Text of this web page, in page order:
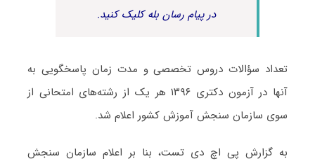
در پیام رسان بله کلیک کنید.
تعداد سؤالات دروس تخصصی و مدت زمان پاسخگویی به
آنها در آزمون دکتری ۱۳۹۶ هر یک از رشته‌های امتحانی از
سوی سازمان سنجش آموزش کشور اعلام شد.
به گزارش پی اچ دی تست، بنا بر اعلام سازمان سنجش